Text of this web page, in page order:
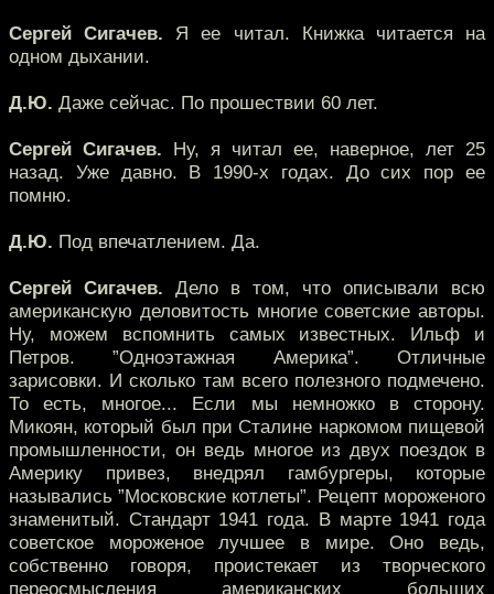
Сергей Сигачев. Я ее читал. Книжка читается на
одном дыхании.
Д.Ю. Даже сейчас. По прошествии 60 лет.
Сергей Сигачев. Ну, я читал ее, наверное, лет 25
назад. Уже давно. В 1990-х годах. До сих пор ее
помню.
Д.Ю. Под впечатлением. Да.
Сергей Сигачев. Дело в том, что описывали всю
американскую деловитость многие советские авторы.
Ну, можем вспомнить самых известных. Ильф и
Петров. ”Одноэтажная Америка”. Отличные
зарисовки. И сколько там всего полезного подмечено.
То есть, многое... Если мы немножко в сторону.
Микоян, который был при Сталине наркомом пищевой
промышленности, он ведь многое из двух поездок в
Америку привез, внедрял гамбургеры, которые
назывались ”Московские котлеты”. Рецепт мороженого
знаменитый. Стандарт 1941 года. В марте 1941 года
советское мороженое лучшее в мире. Оно ведь,
собственно говоря, проистекает из творческого
переосмысления американских больших